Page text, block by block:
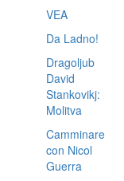
VEA
Da Ladno!
Dragoljub
David
Stankovikj:
Molitva
Camminare
con Nicol
Guerra